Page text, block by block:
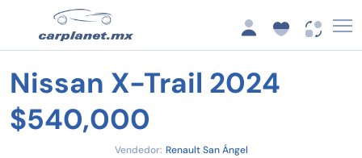
Nissan X-Trail 2024
$540,000
Vendedor: Renault San Ángel